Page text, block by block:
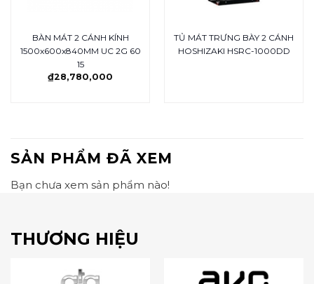
BÀN MÁT 2 CÁNH KÍNH
1500x600x840MM UC 2G 60
15
₫28,780,000
TỦ MÁT TRƯNG BÀY 2 CÁNH
HOSHIZAKI HSRC-1000DD
SẢN PHẨM ĐÃ XEM
Bạn chưa xem sản phẩm nào!
THƯƠNG HIỆU